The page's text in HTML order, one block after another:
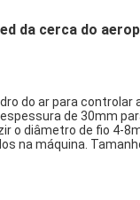
da cerca do
do ar para controlar
de 30mm
o diâmetro de fio 4-
na máquina.